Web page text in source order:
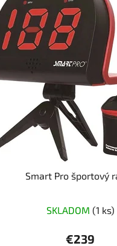
Smart Pro športový
produktu
SKLADOM (1 ks)
€239